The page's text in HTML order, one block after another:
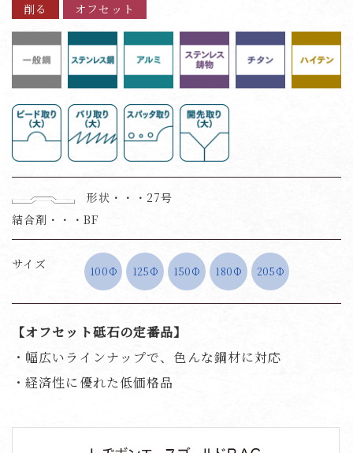
削る オフセット
形状・・・27号
結合剤・・・BF
サイズ 100Ф 125Ф 150Ф 180Ф 205Ф
【オフセット砥石の定番品】
・幅広いラインナップで、色んな鋼材に対応
・経済性に優れた低価格品